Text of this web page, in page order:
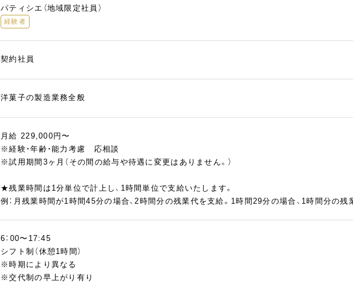
パティシエ（地域限定社員）
経験者
契約社員
洋菓子の製造業務全般
月給 229,000円〜
※経験・年齢・能力考慮 応相談
※試用期間3ヶ月（その間の給与や待遇に変更はありません。）
★残業時間は1分単位で計上し、1時間単位で支給いたします。
例：月残業時間が1時間45分の場合、2時間分の残業代を支給。1時間29分の場合、1時間分の残
6：00〜17:45
シフト制（休憩1時間）
※時期により異なる
※交代制の早上がり有り